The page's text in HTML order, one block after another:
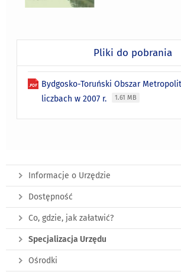
Pliki do pobrania
Bydgosko-Toruński Obszar
liczbach w 2007 r.
1.61 MB
Informacje o Urzędzie
Dostępność
Co, gdzie, jak załatwić?
Specjalizacja Urzędu
Ośrodki